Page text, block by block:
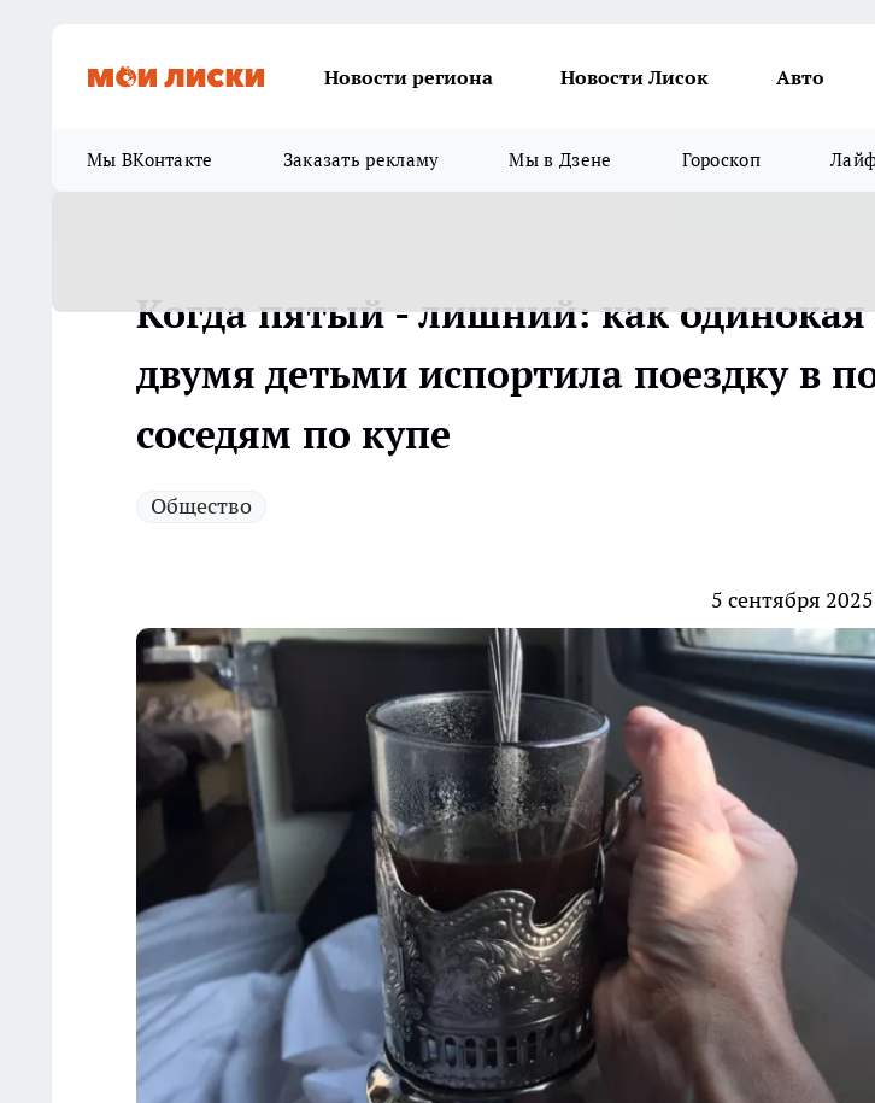
Новости региона Новости Лисок Авто
Мы ВКонтакте Заказать рекламу Мы в Дзене Гороскоп
Когда пятый - лишний: как
двумя детьми испортила поездку в
соседям по купе
Общество
5 сентября 2025